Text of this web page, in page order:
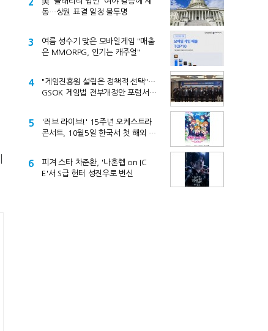
동…상원 표결 일정 불투명
3
여름 성수기 맞은 모바일게임 "매출
은 MMORPG, 인기는 캐주얼"
4
"게임진흥원 설립은 정책적 선택"…
GSOK 게임법 전부개정안 포럼서
5
'러브 라이브!' 15주년 오케스트라
콘서트, 10월5일 한국서 첫 해외 공
6
피겨 스타 차준환, '나혼렙 on IC
E'서 S급 헌터 성진우로 변신